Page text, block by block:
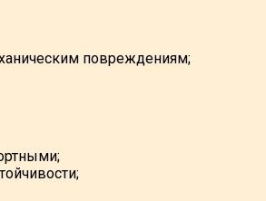
повреждениям;